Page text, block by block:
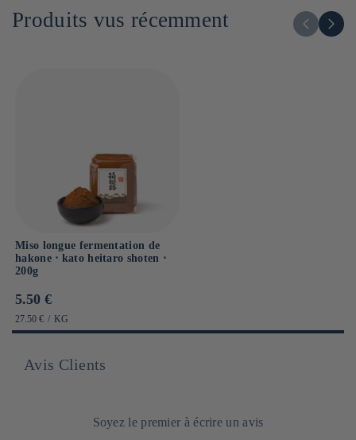
Dont sucres : g
Sel : 11.7g
Produits vus récemment
Miso longue fermentation de
hakone ⋅ kato heitaro shoten ⋅
200g
Prix
habituel
5.50 €
PRIX
UNITAIRE
27.50 € / PAR
KG
Avis Clients
Soyez le premier à écrire un avis